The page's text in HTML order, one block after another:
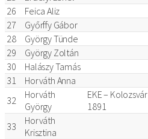
26
Feica Aliz
27
Győrffy Gábor
28
György Tünde
29
György Zoltán
30
Halászy Tamás
31
Horváth Anna
32
Horváth
György
EKE – Kolozsvár
1891
33
Horváth
Krisztina